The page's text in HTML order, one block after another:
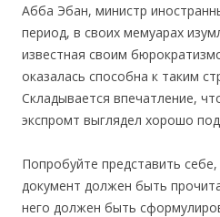
Абба Эбан, министр
период, в своих мемуарах
известная своим
оказалась способна к таким
Складывается впечатление,
экспромт выглядел хорошо
Попробуйте представить
документ должен быть
него должен быть